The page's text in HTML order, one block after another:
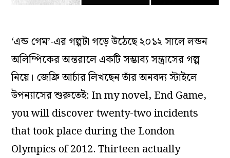
‘এন্ড গেম’-এর গল্পটা গড়ে উঠেছে ২০১২ সালে লন্ডন
অলিম্পিকের অন্তরালে একটি সম্ভাব্য সন্ত্রাসের গল্প
নিয়ে। জেফ্রি আর্চার লিখছেন তাঁর অনবদ্য স্টাইলে
উপন্যাসের শুরুতেই: In my novel, End Game,
you will discover twenty-two incidents
that took place during the London
Olympics of 2012. Thirteen actually